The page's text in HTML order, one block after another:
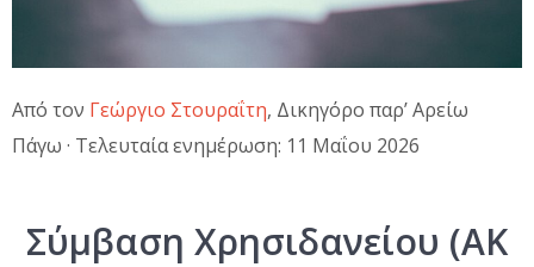
Από τον Γεώργιο Στουραΐτη, Δικηγόρο παρ’ Αρείω
Πάγω · Τελευταία ενημέρωση: 11 Μαΐου 2026
Σύμβαση Χρησιδανείου (ΑΚ